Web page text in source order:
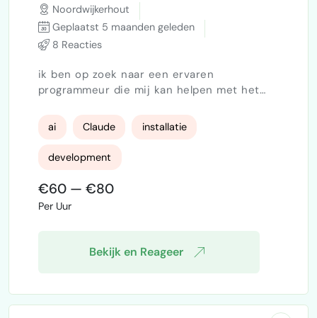
Noordwijkerhout
Geplaatst 5 maanden geleden
8 Reacties
ik ben op zoek naar een ervaren
programmeur die mij kan helpen met het
van OpenClaw op een Mac Mini met Apple
schaalbare setup waarmee autonome AI
agents kunnen draaien. Werkzaamheden:
Installatie van OpenClaw Configureren van
orchestrator en sub agents API koppelingen
ai Claude installatie
development
€60 — €80
Per Uur
Bekijk en Reageer